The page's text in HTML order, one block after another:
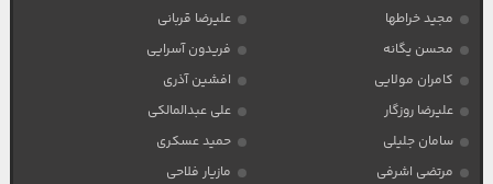
مجید خراطها
علیرضا قربانی
محسن یگانه
فریدون آسرایی
کامران مولایی
افشین آذری
علیرضا روزگار
علی عبدالمالکی
سامان جلیلی
حمید عسکری
مرتضی اشرفی
مازیار فلاحی